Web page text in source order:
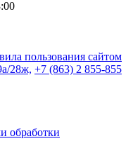
пользования сайтом
28ж, +7 (863) 2 855-855
обработки